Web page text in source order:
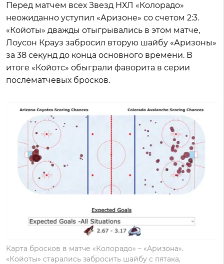
Перед матчем всех Звезд НХЛ «Колорадо»
неожиданно уступил «Аризоне» со счетом 2:3.
«Койоты» дважды отыгрывались в этом матче,
Лоусон Крауз забросил вторую шайбу «Аризоны»
за 38 секунд до конца основного времени. В
итоге «Койотс» обыграли фаворита в серии
послематчевых бросков.
Карта бросков в матче «Колорадо» – «Аризона».
«Койоты» старались забросить шайбу с пятака,